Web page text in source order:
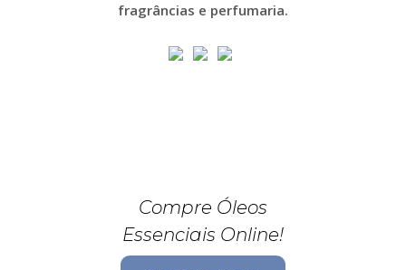
fragrâncias e perfumaria.
Compre Óleos
Essenciais Online!